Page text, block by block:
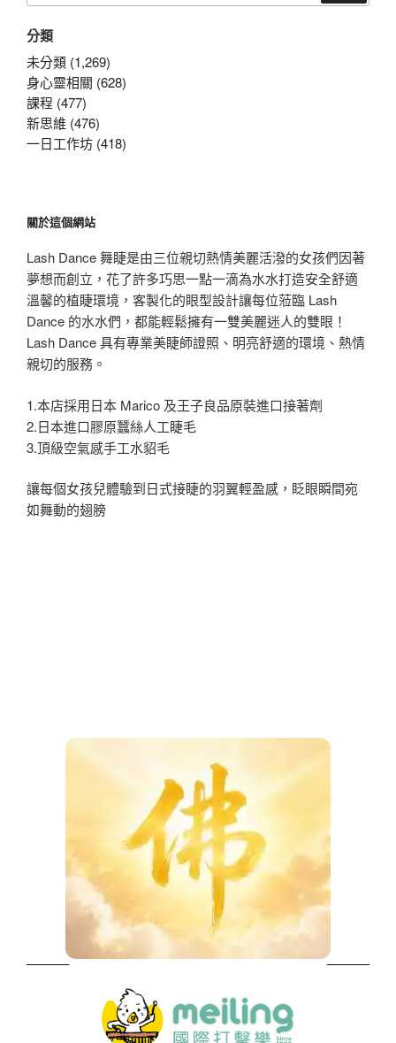
鍵
字:
分類
未分類 (1,269)
身心靈相關 (628)
課程 (477)
新思維 (476)
一日工作坊 (418)
關於這個網站
Lash Dance 舞睫是由三位親切熱情美麗活潑的女孩們因著
夢想而創立，花了許多巧思一點一滴為水水打造安全舒適
溫馨的植睫環境，客製化的眼型設計讓每位蒞臨 Lash
Dance 的水水們，都能輕鬆擁有一雙美麗迷人的雙眼！
Lash Dance 具有專業美睫師證照、明亮舒適的環境、熱情
親切的服務。
1.本店採用日本 Marico 及王子良品原裝進口接著劑
2.日本進口膠原蠶絲人工睫毛
3.頂級空氣感手工水貂毛
讓每個女孩兒體驗到日式接睫的羽翼輕盈感，眨眼瞬間宛
如舞動的翅膀